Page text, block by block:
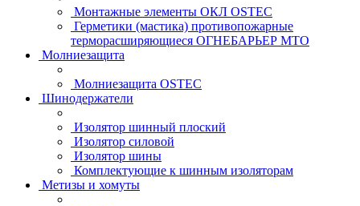
Монтажные элементы ОКЛ OSTEC
Герметики (мастика) противопожарные
терморасширяющиеся ОГНЕБАРЬЕР МТО
Молниезащита
Молниезащита OSTEC
Шинодержатели
Изолятор шинный плоский
Изолятор силовой
Изолятор шины
Комплектующие к шинным изоляторам
Метизы и хомуты